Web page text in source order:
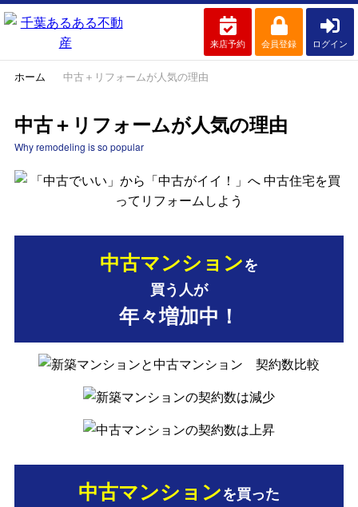
来店予約 会員登録 ログイン
ホーム 中古＋リフォームが人気の理由
中古＋リフォームが人気の理由
Why remodeling is so popular
中古マンションを
買う人が
年々増加中！
中古マンションを買った